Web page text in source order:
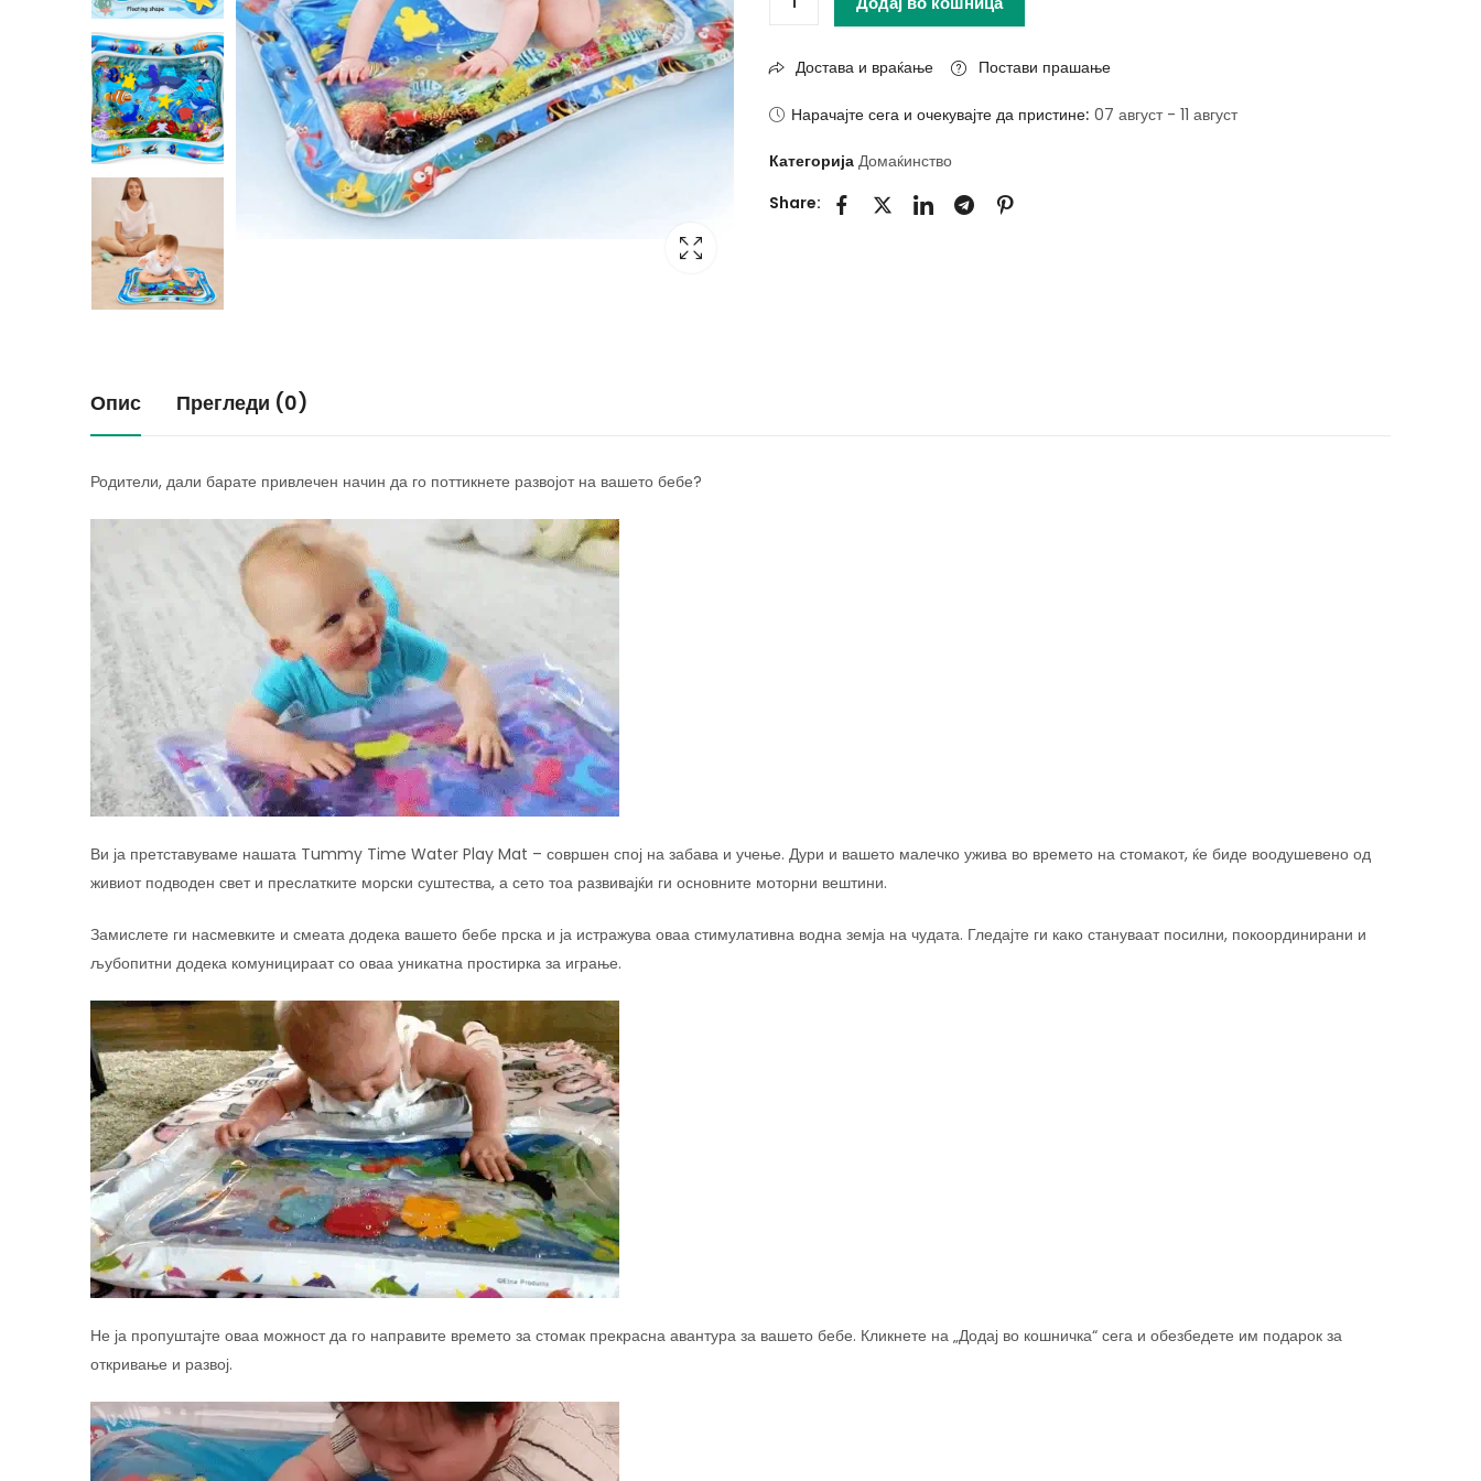
Достава и враќање Постави прашање
Нарачајте сега и очекувајте да пристине: 07 август - 11 август
Категорија Домаќинство
Share:
Опис Прегледи (0)
Родители, дали барате привлечен начин да го поттикнете развојот на вашето бебе?
Ви ја претставуваме нашата Tummy Time Water Play Mat – совршен спој на забава и учење. Дури и вашето малечко ужива во времето на стомакот, ќе биде воодушевено од
живиот подводен свет и преслатките морски суштества, а сето тоа развивајќи ги основните моторни вештини.
Замислете ги насмевките и смеата додека вашето бебе прска и ја истражува оваа стимулативна водна земја на чудата. Гледајте ги како стануваат посилни, покоординирани и
љубопитни додека комуницираат со оваа уникатна простирка за играње.
Не ја пропуштајте оваа можност да го направите времето за стомак прекрасна авантура за вашето бебе. Кликнете на „Додај во кошничка“ сега и обезбедете им подарок за
откривање и развој.